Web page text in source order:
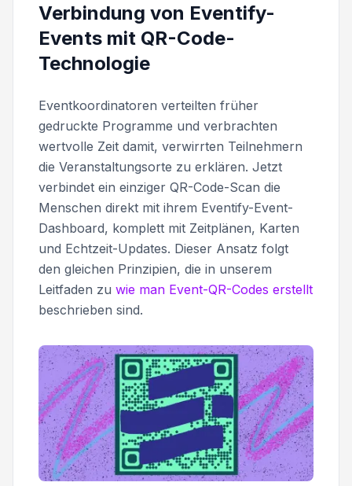
Verbindung von Eventify-
Events mit QR-Code-
Technologie
Eventkoordinatoren verteilten früher
gedruckte Programme und verbrachten
wertvolle Zeit damit, verwirrten Teilnehmern
die Veranstaltungsorte zu erklären. Jetzt
verbindet ein einziger QR-Code-Scan die
Menschen direkt mit ihrem Eventify-Event-
Dashboard, komplett mit Zeitplänen, Karten
und Echtzeit-Updates. Dieser Ansatz folgt
den gleichen Prinzipien, die in unserem
Leitfaden zu wie man Event-QR-Codes erstellt
beschrieben sind.